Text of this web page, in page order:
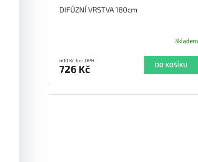
DIFÚZNÍ VRSTVA 180cm
Skladem
600 Kč bez DPH
726 Kč DO KOŠÍKU